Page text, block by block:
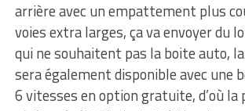
arrière avec un empattement plus
voies extra larges, ça va envoyer du
qui ne souhaitent pas la boite auto,
sera également disponible avec une
6 vitesses en option gratuite, d’où la